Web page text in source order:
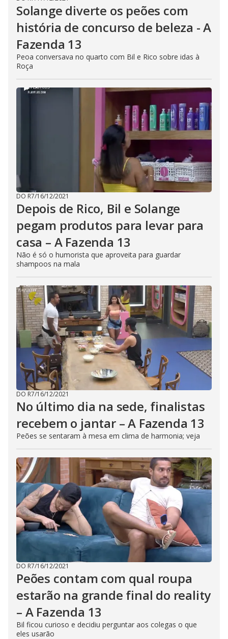
Solange diverte os peões com
história de concurso de beleza - A
Fazenda 13
Peoa conversava no quarto com Bil e Rico sobre idas à
Roça
DO R7/16/12/2021
Depois de Rico, Bil e Solange
pegam produtos para levar para
casa – A Fazenda 13
Não é só o humorista que aproveita para guardar
shampoos na mala
DO R7/16/12/2021
No último dia na sede, finalistas
recebem o jantar – A Fazenda 13
Peões se sentaram à mesa em clima de harmonia; veja
DO R7/16/12/2021
Peões contam com qual roupa
estarão na grande final do reality
– A Fazenda 13
Bil ficou curioso e decidiu perguntar aos colegas o que
eles usarão